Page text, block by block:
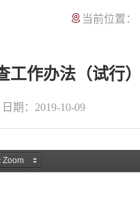
当前位置：
作办法（试行）
日期：2019-10-09